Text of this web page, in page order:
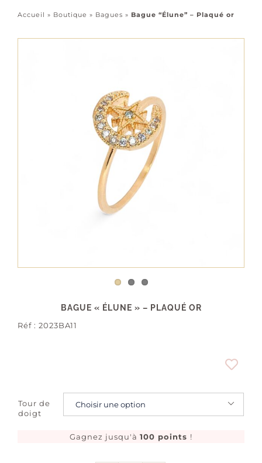
Accueil » Boutique » Bagues » Bague “Élune” – Plaqué or
BAGUE « ÉLUNE » – PLAQUÉ OR
Réf : 2023BA11
Tour de
doigt

Gagnez jusqu'à 100 points !